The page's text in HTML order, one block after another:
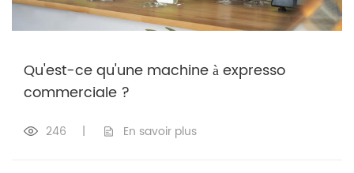
Qu'est-ce qu'une machine à expresso
commerciale ?
246 | En savoir plus